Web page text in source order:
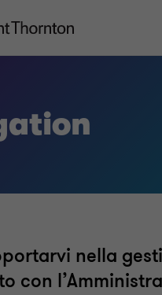
mobility servicesnella
con